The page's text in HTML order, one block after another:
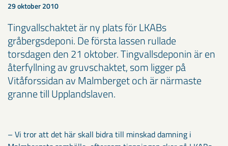
29 oktober 2010
Tingvallschaktet är ny plats för LKABs
gråbergsdeponi. De första lassen rullade
torsdagen den 21 oktober. Tingvallsdeponin är en
återfyllning av gruvschaktet, som ligger på
Vitåforssidan av Malmberget och är närmaste
granne till Upplandslaven.
– Vi tror att det här skall bidra till minskad damning i